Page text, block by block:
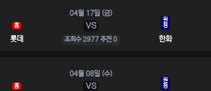
홈
롯데
04월 17일 (금)
VS
조회수 2977 추천 0
원
정
한화
홈
04월 08일 (수)
VS
원
정